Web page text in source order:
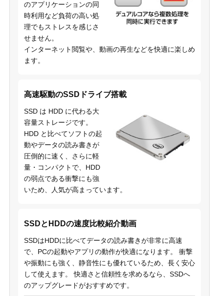
のアプリケーションの同
時利用など負荷の高い処
理でもストレスを感じさ
せません。
インターネット閲覧や、動画の再生などを快適に楽しめ
ます。
高速駆動のSSDドライブ搭載
SSD は HDD に代わる大
容量ストレージです。
HDD と比べてソフトの起
動やデータの読み書きが
圧倒的に速く、さらに軽
量・コンパクトで、HDD
の弱点である衝撃にも強
いため、人気が高まっています。
SSDとHDDの速度比較紹介動画
SSDはHDDに比べてデータの読み書きが非常に高速
で、PCの起動やアプリの動作が快適になります。 衝撃
や振動にも強く、静音性にも優れているため、長く安心
して使えます。 快適さと信頼性を求めるなら、SSDへ
のアップグレードがおすすめです。